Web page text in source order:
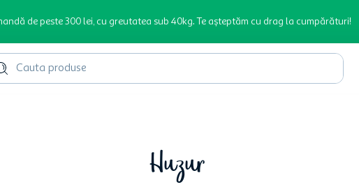
de peste 300 lei, cu greutatea sub 40kg. Te așteptăm cu drag la cumpărături!
produse
Huzur